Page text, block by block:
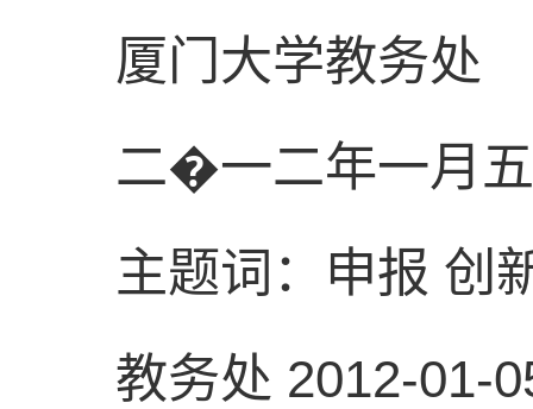
厦门大学教务处
二�一二年一月
主题词：申报 创
教务处 2012-01-